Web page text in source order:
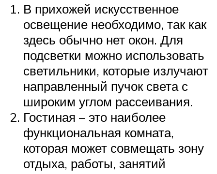
В прихожей искусственное
освещение необходимо, так как
здесь обычно нет окон. Для
подсветки можно использовать
светильники, которые излучают
направленный пучок света с
широким углом рассеивания.
Гостиная – это наиболее
функциональная комната,
которая может совмещать зону
отдыха, работы, занятий